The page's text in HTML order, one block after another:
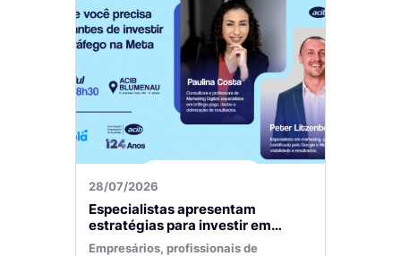
28/07/2026
Especialistas apresentam
estratégias para investir em
tráfego pago com mais eficiência
Empresários, profissionais de